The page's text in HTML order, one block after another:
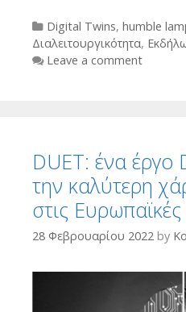
Categories
Digital Twins, humble
Διαλειτουργικότητα,
Leave a comment
DUET: ένα έργο
την καλύτερη
στις Ευρωπαϊκές
28 Φεβρουαρίου 2022 by